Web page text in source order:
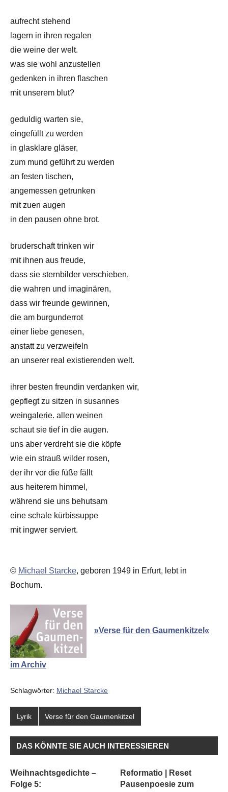
aufrecht stehend
lagern in ihren regalen
die weine der welt.
was sie wohl anzustellen
gedenken in ihren flaschen
mit unserem blut?
geduldig warten sie,
eingefüllt zu werden
in glasklare gläser,
zum mund geführt zu werden
an festen tischen,
angemessen getrunken
mit zuen augen
in den pausen ohne brot.
bruderschaft trinken wir
mit ihnen aus freude,
dass sie sternbilder verschieben,
die wahren und imaginären,
dass wir freunde gewinnen,
die am burgunderrot
einer liebe genesen,
anstatt zu verzweifeln
an unserer real existierenden welt.
ihrer besten freundin verdanken wir,
gepflegt zu sitzen in susannes
weingalerie. allen weinen
schaut sie tief in die augen.
uns aber verdreht sie die köpfe
wie ein strauß wilder rosen,
der ihr vor die füße fällt
aus heiterem himmel,
während sie uns behutsam
eine schale kürbissuppe
mit ingwer serviert.
© Michael Starcke, geboren 1949 in Erfurt, lebt in
Bochum.
»Verse für den Gaumenkitzel«
im Archiv
Schlagwörter: Michael Starcke
Lyrik Verse für den Gaumenkitzel
DAS KÖNNTE SIE AUCH INTERESSIEREN
Weihnachtsgedichte –
Folge 5:
Reformatio | Reset
Pausenpoesie zum